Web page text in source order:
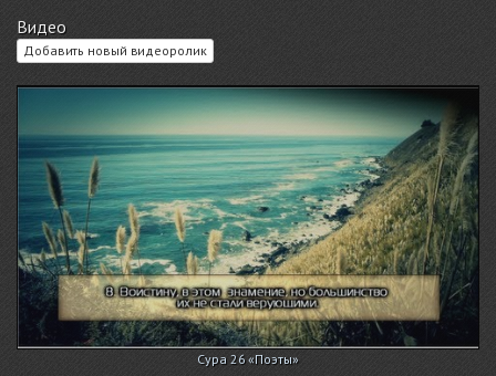
Видео
Добавить новый видеоролик
Сура 26 «Поэты»